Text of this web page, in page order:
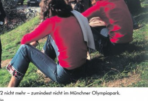
In
Lightbox
öffnen